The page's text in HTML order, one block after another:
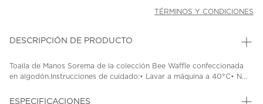
TÉRMINOS Y CONDICIONES
DESCRIPCIÓN DE PRODUCTO
Toalla de Manos Sorema de la colección Bee Waffle confeccionada
en algodón.Instrucciones de cuidado:• Lavar a máquina a 40°C• N...
ESPECIFICACIONES